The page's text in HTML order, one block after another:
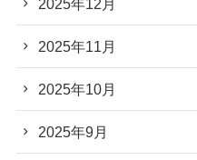
2025年12月
2025年11月
2025年10月
2025年9月